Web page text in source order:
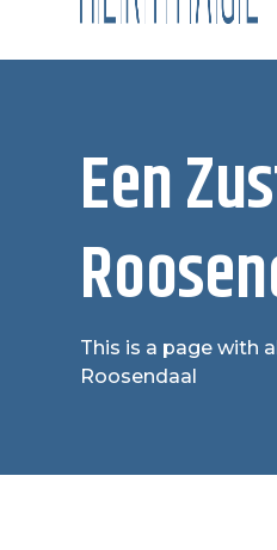
Een
This is a page with
Roosendaal